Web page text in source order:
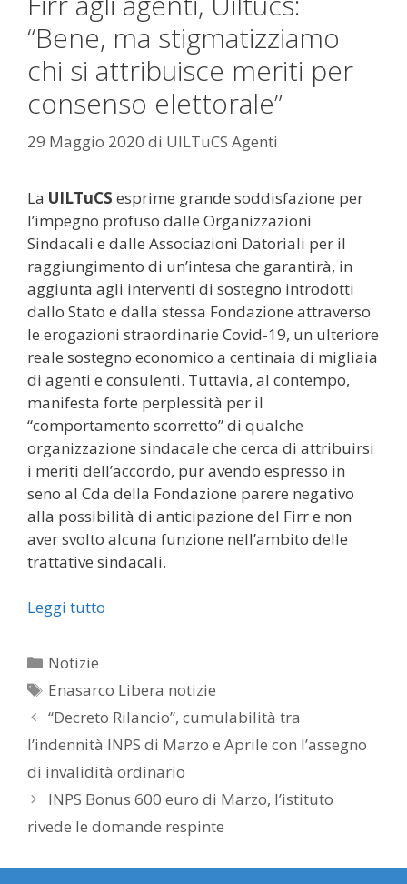
“Bene, ma stigmatizziamo
chi si attribuisce meriti per
consenso elettorale”
29 Maggio 2020 di UILTuCS Agenti
La UILTuCS esprime grande soddisfazione per
l’impegno profuso dalle Organizzazioni
Sindacali e dalle Associazioni Datoriali per il
raggiungimento di un’intesa che garantirà, in
aggiunta agli interventi di sostegno introdotti
dallo Stato e dalla stessa Fondazione attraverso
le erogazioni straordinarie Covid-19, un ulteriore
reale sostegno economico a centinaia di migliaia
di agenti e consulenti. Tuttavia, al contempo,
manifesta forte perplessità per il
“comportamento scorretto” di qualche
organizzazione sindacale che cerca di attribuirsi
i meriti dell’accordo, pur avendo espresso in
seno al Cda della Fondazione parere negativo
alla possibilità di anticipazione del Firr e non
aver svolto alcuna funzione nell’ambito delle
trattative sindacali.
Leggi tutto
Categorie
Notizie
Tag
Enasarco Libera notizie
“Decreto Rilancio”, cumulabilità tra
l’indennità INPS di Marzo e Aprile con l’assegno
di invalidità ordinario
INPS Bonus 600 euro di Marzo, l’istituto
rivede le domande respinte